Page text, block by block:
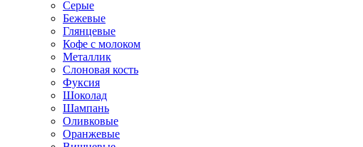
Серые
Бежевые
Глянцевые
Кофе с молоком
Металлик
Слоновая кость
Фуксия
Шоколад
Шампань
Оливковые
Оранжевые